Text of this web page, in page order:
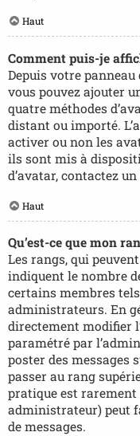
Haut
Comment puis-je
Depuis votre panneau
vous pouvez ajouter
quatre méthodes
distant ou importé.
activer ou non les
ils sont mis à
d’avatar, contactez
Haut
Qu’est-ce que mon
Les rangs, qui
indiquent le nombre
certains membres
administrateurs. En
directement modifier
paramétré par
poster des messages
passer au rang
pratique est
administrateur) peut
de messages.